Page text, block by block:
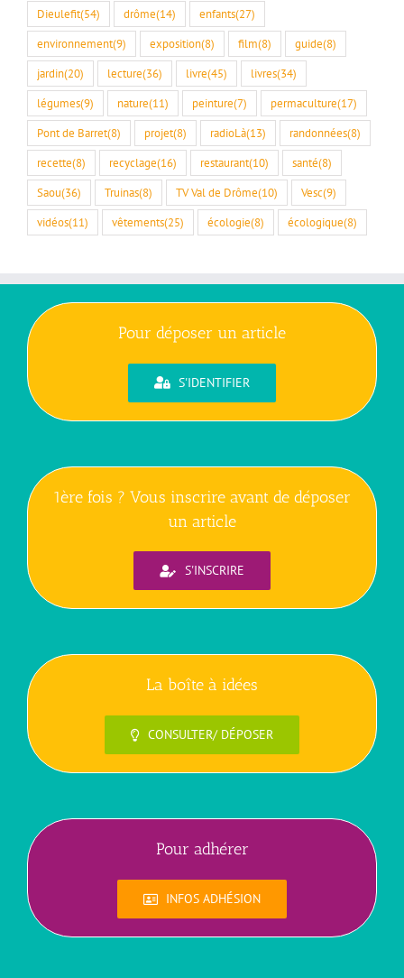
Dieulefit(54) drôme(14) enfants(27)
environnement(9) exposition(8) film(8) guide(8)
jardin(20) lecture(36) livre(45) livres(34)
légumes(9) nature(11) peinture(7) permaculture(17)
Pont de Barret(8) projet(8) radioLà(13) randonnées(8)
recette(8) recyclage(16) restaurant(10) santé(8)
Saou(36) Truinas(8) TV Val de Drôme(10) Vesc(9)
vidéos(11) vêtements(25) écologie(8) écologique(8)
Pour déposer un article
S'IDENTIFIER
1ère fois ? Vous inscrire avant de déposer
un article
S'INSCRIRE
La boîte à idées
CONSULTER/ DÉPOSER
Pour adhérer
INFOS ADHÉSION